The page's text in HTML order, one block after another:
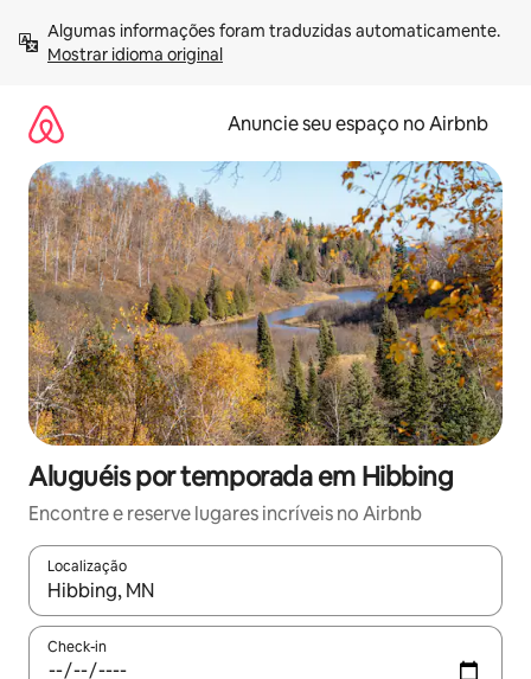
para
Mostrar idioma original
Anuncie seu espaço no Airbnb
Aluguéis por temporada em Hibbing
Encontre e reserve lugares incríveis no Airbnb
Localização
Quando os resultados estiverem disponíveis, explore-os
Check-in